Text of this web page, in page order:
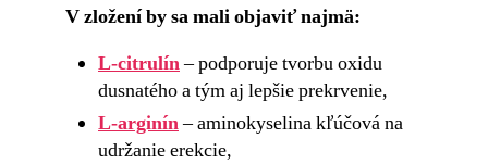
V zložení by sa mali objaviť najmä:
L-citrulín– podporuje tvorbu oxidu
dusnatého a tým aj lepšie prekrvenie,
L-arginín– aminokyselina kľúčová na
udržanie erekcie,